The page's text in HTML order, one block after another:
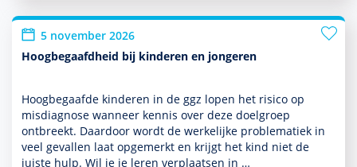
5 november 2026
Hoogbegaafdheid bij kinderen en jongeren
Hoogbegaafde kin­de­ren in de ggz lopen het risico op
misdiag­nose wanneer kennis over deze doel­groep
ontbreekt. Daardoor wordt de werkelijke proble­ma­tiek in
veel gevallen laat opgemerkt en krijgt het kind niet de
juiste hulp. Wil je je leren verplaatsen in …